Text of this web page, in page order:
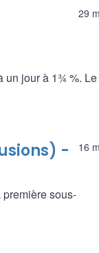
29
un jour à 1¾ %.
16
-
sous-